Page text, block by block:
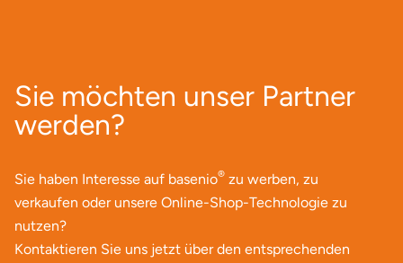
Sie möchten unser Partner
werden?
Sie haben Interesse auf basenio® zu werben, zu
verkaufen oder unsere Online-Shop-Technologie zu
nutzen?
Kontaktieren Sie uns jetzt über den entsprechenden